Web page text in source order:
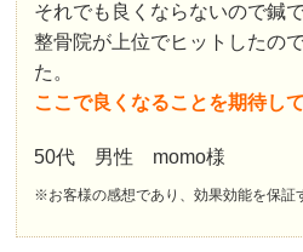
それでも良くならないので鍼
整骨院が上位でヒットしたの
た。
ここで良くなることを期待し
50代 男性 momo様
※お客様の感想であり、効果効能を保証